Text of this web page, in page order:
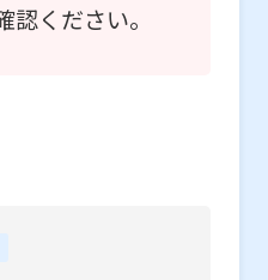
認ください。